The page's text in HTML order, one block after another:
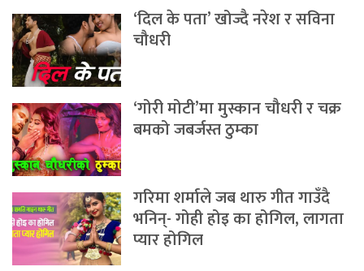
‘दिल के पता’ खोज्दै नरेश र सविना
चौधरी
‘गोरी मोटी’मा मुस्कान चौधरी र चक्र
बमको जबर्जस्त ठुम्का
गरिमा शर्माले जब थारु गीत गाउँदै
भनिन्- गोही होइ का होगिल, लागता
प्यार होगिल